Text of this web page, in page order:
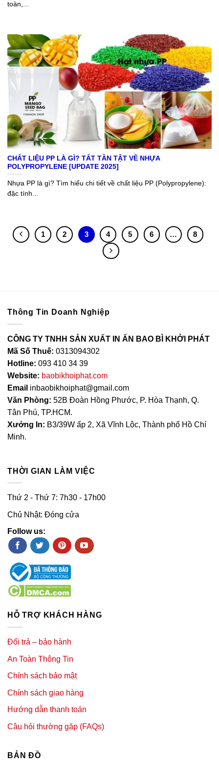
toàn,...
CHẤT LIỆU PP LÀ GÌ? TẤT TẦN TẬT VỀ NHỰA
POLYPROPYLENE [UPDATE 2025]
Nhựa PP là gì? Tìm hiểu chi tiết về chất liệu PP (Polypropylene):
đặc tính...
1 2 3 4 5 6 … 8
Thông Tin Doanh Nghiệp
CÔNG TY TNHH SẢN XUẤT IN ẤN BAO BÌ KHỞI PHÁT
Mã Số Thuế: 0313094302
Hotline: 093 410 34 39
Website: baobikhoiphat.com
Email inbaobikhoiphat@gmail.com
Văn Phòng: 52B Đoàn Hồng Phước, P. Hòa Thạnh, Q.
Tân Phú, TP.HCM.
Xưởng In: B3/39W ấp 2, Xã Vĩnh Lộc, Thành phố Hồ Chí
Minh.
THỜI GIAN LÀM VIỆC
Thứ 2 - Thứ 7: 7h30 - 17h00
Chủ Nhật: Đóng cửa
Follow us:
HỖ TRỢ KHÁCH HÀNG
Đổi trả – bảo hành
An Toàn Thông Tin
Chính sách bảo mật
Chính sách giao hàng
Hướng dẫn thanh toán
Câu hỏi thường gặp (FAQs)
BẢN ĐỒ